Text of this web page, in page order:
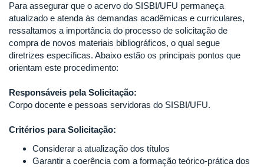
Para assegurar que o acervo do SISBI/UFU permaneça
atualizado e atenda às demandas acadêmicas e curriculares,
ressaltamos a importância do processo de solicitação de
compra de novos materiais bibliográficos, o qual segue
diretrizes específicas. Abaixo estão os principais pontos que
orientam este procedimento:
Responsáveis pela Solicitação:
Corpo docente e pessoas servidoras do SISBI/UFU.
Critérios para Solicitação:
Considerar a atualização dos títulos
Garantir a coerência com a formação teórico-prática dos